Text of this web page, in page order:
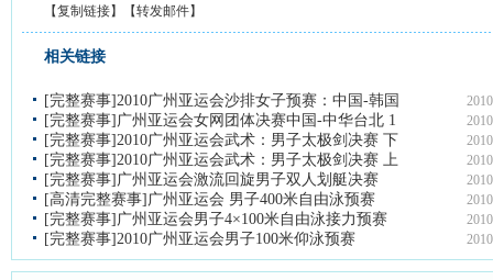
【复制链接】【转发邮件】
相关链接
[完整赛事]2010广州亚运会沙排女子预赛：中国-韩国
[完整赛事]广州亚运会女网团体决赛中国-中华台北 1
[完整赛事]2010广州亚运会武术：男子太极剑决赛 下
[完整赛事]2010广州亚运会武术：男子太极剑决赛 上
[完整赛事]广州亚运会激流回旋男子双人划艇决赛
[高清完整赛事]广州亚运会 男子400米自由泳预赛
[完整赛事]广州亚运会男子4×100米自由泳接力预赛
[完整赛事]2010广州亚运会男子100米仰泳预赛